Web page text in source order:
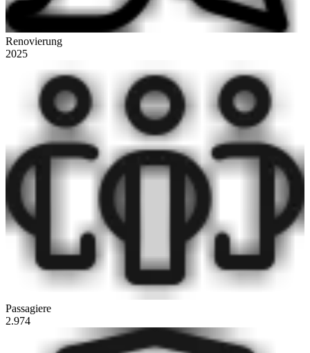
Renovierung
2025
Passagiere
2.974